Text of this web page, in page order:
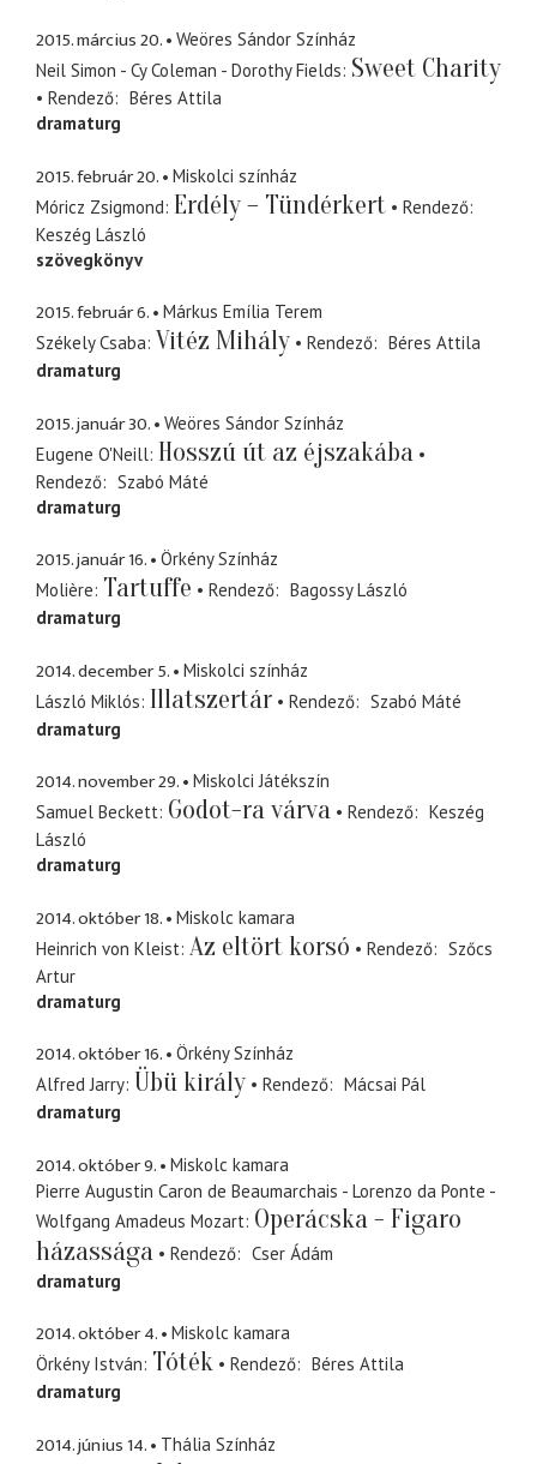
2015. március 20.
Weöres Sándor Színház
Neil Simon - Cy Coleman - Dorothy Fields Sweet Charity
Rendező
Béres Attila
dramaturg
2015. február 20.
Miskolci színház
Móricz Zsigmond Erdély – Tündérkert
Rendező
Keszég László
szövegkönyv
2015. február 6.
Márkus Emília Terem
Székely Csaba Vitéz Mihály Rendező
Béres Attila
dramaturg
2015. január 30.
Weöres Sándor Színház
Eugene O'Neill Hosszú út az éjszakába
Rendező
Szabó Máté
dramaturg
2015. január 16.
Örkény Színház
Molière Tartuffe Rendező
Bagossy László
dramaturg
2014. december 5.
Miskolci színház
László Miklós Illatszertár Rendező
Szabó Máté
dramaturg
2014. november 29.
Miskolci Játékszín
Samuel Beckett Godot-ra várva Rendező
Keszég
László
dramaturg
2014. október 18.
Miskolc kamara
Heinrich von Kleist Az eltört korsó Rendező
Szőcs
Artur
dramaturg
2014. október 16.
Örkény Színház
Alfred Jarry Übü király Rendező
Mácsai Pál
dramaturg
2014. október 9.
Miskolc kamara
Pierre Augustin Caron de Beaumarchais - Lorenzo da Ponte -
Wolfgang Amadeus Mozart Operácska - Figaro
házassága
Rendező
Cser Ádám
dramaturg
2014. október 4.
Miskolc kamara
Örkény István Tóték Rendező
Béres Attila
dramaturg
2014. június 14.
Thália Színház